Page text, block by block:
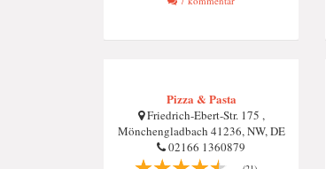
Pizza & Pasta
Friedrich-Ebert-Str. 175 ,
Mönchengladbach 41236, NW, DE
02166 1360879